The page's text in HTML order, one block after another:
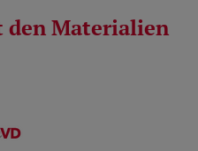
Materialien